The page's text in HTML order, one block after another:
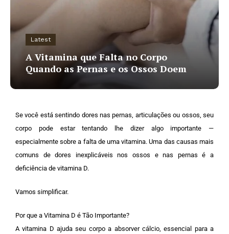
Latest
A Vitamina que Falta no Corpo
Quando as Pernas e os Ossos Doem
Se você está sentindo dores nas pernas, articulações ou ossos, seu
corpo pode estar tentando lhe dizer algo importante —
especialmente sobre a falta de uma vitamina. Uma das causas mais
comuns de dores inexplicáveis nos ossos e nas pernas é a
deficiência de vitamina D.
Vamos simplificar.
Por que a Vitamina D é Tão Importante?
A vitamina D ajuda seu corpo a absorver cálcio, essencial para a